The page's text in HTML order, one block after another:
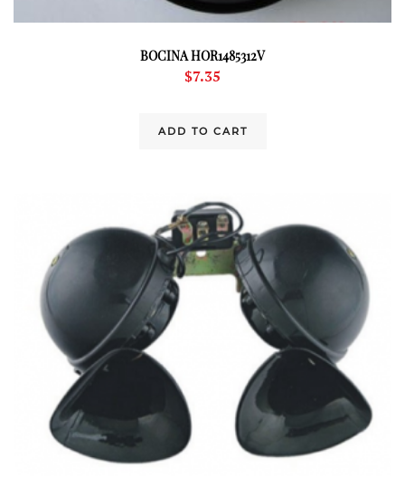
BOCINA HOR1485312V
$7.35
ADD TO CART